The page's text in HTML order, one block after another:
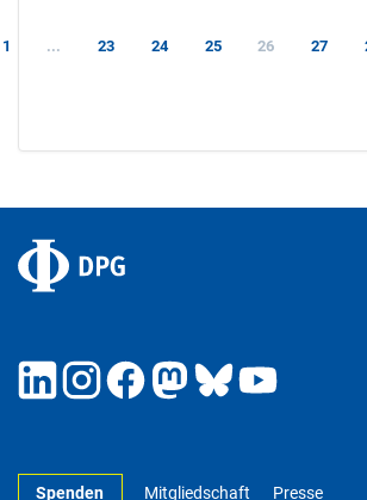
1 ... 23 24 25 26 27
Spenden Mitgliedschaft Presse